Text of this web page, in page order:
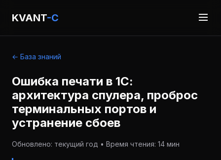
KVANT-C
← База знаний
Ошибка печати в 1С:
архитектура спулера, проброс
терминальных портов и
устранение сбоев
Обновлено: текущий год • Время чтения: 14 мин